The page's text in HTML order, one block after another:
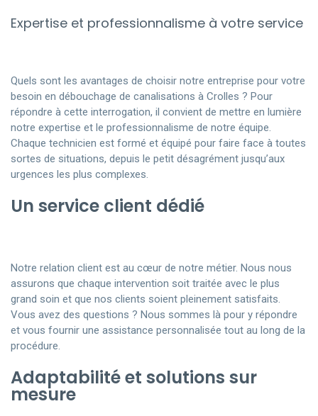
Expertise et professionnalisme à votre service
Quels sont les avantages de choisir notre entreprise pour votre
besoin en débouchage de canalisations à Crolles ? Pour
répondre à cette interrogation, il convient de mettre en lumière
notre expertise et le professionnalisme de notre équipe.
Chaque technicien est formé et équipé pour faire face à toutes
sortes de situations, depuis le petit désagrément jusqu’aux
urgences les plus complexes.
Un service client dédié
Notre relation client est au cœur de notre métier. Nous nous
assurons que chaque intervention soit traitée avec le plus
grand soin et que nos clients soient pleinement satisfaits.
Vous avez des questions ? Nous sommes là pour y répondre
et vous fournir une assistance personnalisée tout au long de la
procédure.
Adaptabilité et solutions sur
mesure